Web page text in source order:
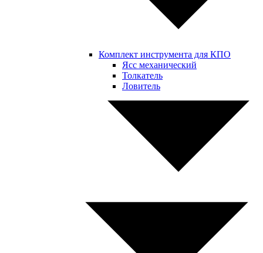
Комплект инструмента для КПО
Ясс механический
Толкатель
Ловитель